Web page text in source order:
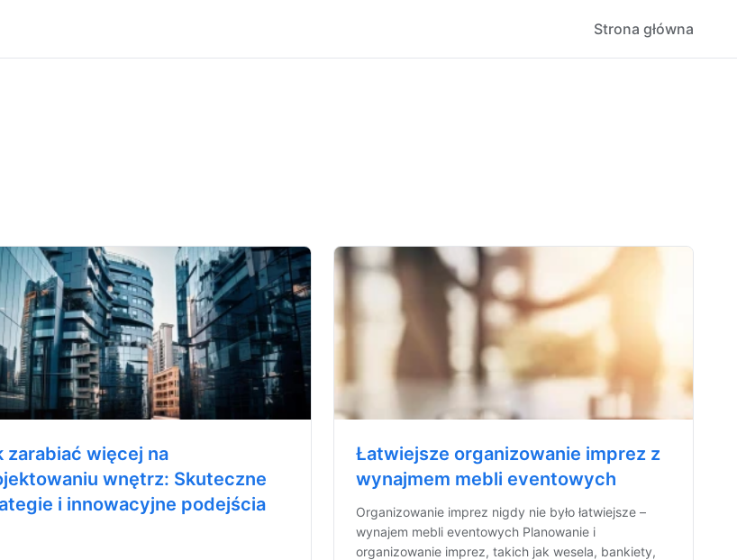
Strona główna
zarabiać więcej na
wnętrz: Skuteczne
i innowacyjne podejścia
Łatwiejsze organizowanie imprez z
wynajmem mebli eventowych
Organizowanie imprez nigdy nie było łatwiejsze –
wynajem mebli eventowych Planowanie i
organizowanie imprez, takich jak wesela, bankiety,